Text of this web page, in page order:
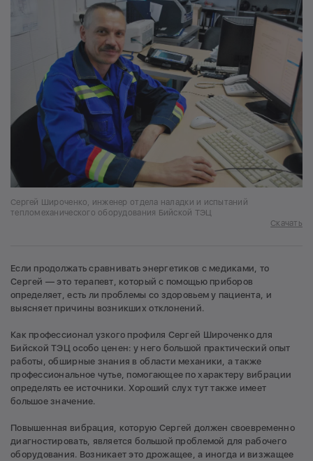
Сергей Широченко, инженер отдела наладки и испытаний
тепломеханического оборудования Бийской ТЭЦ
Скачать
Если продолжать сравнивать энергетиков с медиками, то
Сергей — это терапевт, который с помощью приборов
определяет, есть ли проблемы со здоровьем у пациента, и
выясняет причины возникших отклонений.
Как профессионал узкого профиля Сергей Широченко для
Бийской ТЭЦ особо ценен: у него большой практический опыт
работы, обширные знания в области механики, а также
профессиональное чутье, помогающее по характеру вибрации
определять ее источники. Хороший слух тут также имеет
большое значение.
Повышенная вибрация, которую Сергей должен своевременно
диагностировать, является большой проблемой для рабочего
оборудования. Возникает это дрожащее, а иногда и визжащее